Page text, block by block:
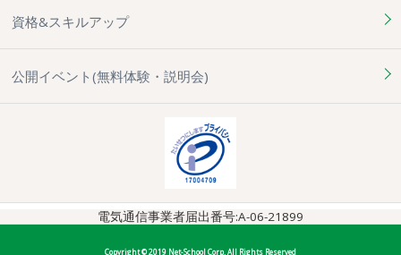
資格&スキルアップ
公開イベント(無料体験・説明会)
電気通信事業者届出番号:A-06-21899
Copyright © 2019 Net-School Corp. All Rights Reserved